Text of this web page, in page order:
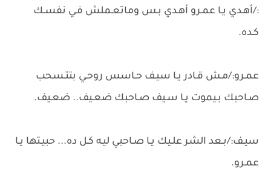
:/أهـدي يـا عمـرو أهـدي بـس وماتعـملش فـي نفسـك
كـده.
عمـرو:/مـش قـادر يـا سيـف حـاسس روحـي بتتـسحب
صـاحبك بـيموت يـا سـيف صـاحبك ضعـيف.. ضعـيف.
سيـف:/بـعد الشر علـيك يـا صـاحبي ليـه كـل ده... حبيـتها يـا
عمـرو.